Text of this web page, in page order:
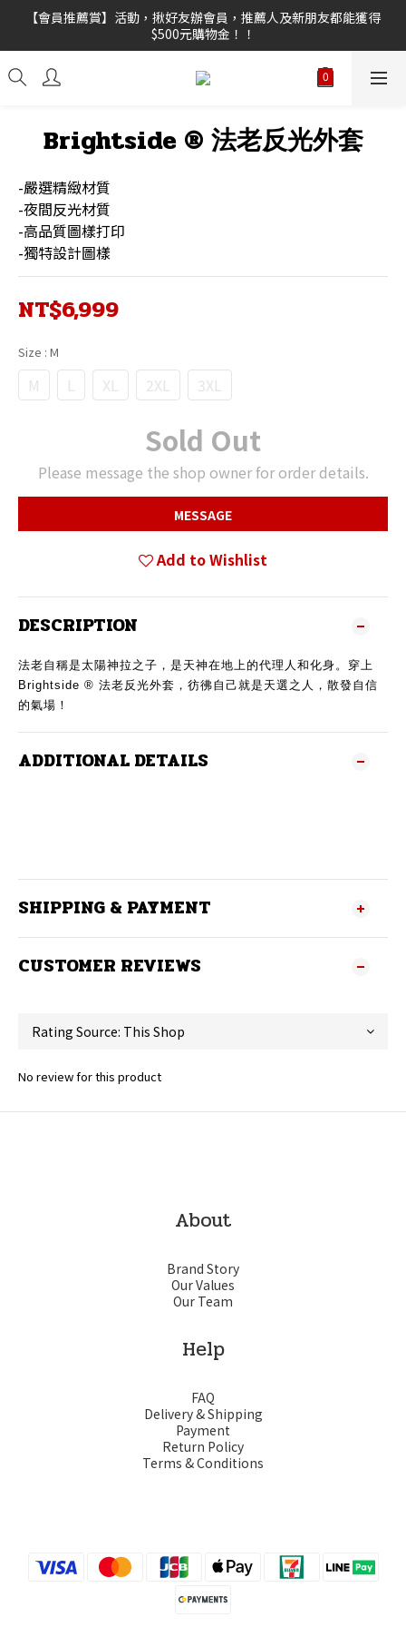
【新功能試營運】會員點數上線，不限訂單金額皆可折抵，折抵點
數無上限。
【會員推薦賞】活動，揪好友辦會員，推薦人及新朋友都能獲得
$500元購物金！！
【限時任選優惠！】 A+B各任選1件享好康！
數無上限。
Brightside ® 法老反光外套
-嚴選精緻材質
-夜間反光材質
-高品質圖樣打印
-獨特設計圖樣
NT$6,999
Size : M
M L XL 2XL 3XL
Sold Out
Please message the shop owner for order details.
MESSAGE
Add to Wishlist
DESCRIPTION
法老自稱是太陽神拉之子，是天神在地上的代理人和化身。穿上
Brightside ® 法老反光外套，彷彿自己就是天選之人，散發自信
的氣場！
ADDITIONAL DETAILS
SHIPPING & PAYMENT
CUSTOMER REVIEWS
No review for this product
About
Brand Story
Our Values
Our Team
Help
FAQ
Delivery & Shipping
Payment
Return Policy
Terms & Conditions